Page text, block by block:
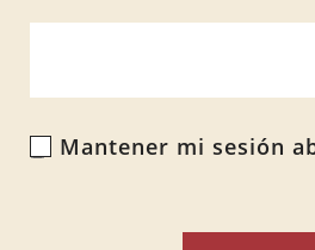
Mantener mi sesión